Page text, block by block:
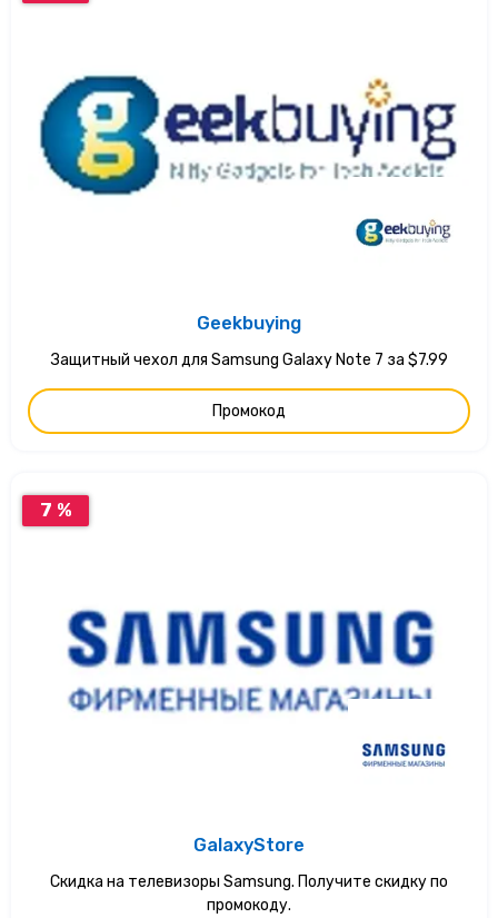
Geekbuying
Защитный чехол для Samsung Galaxy Note 7 за $7.99
Промокод
7 %
GalaxyStore
Скидка на телевизоры Samsung. Получите скидку по
промокоду.